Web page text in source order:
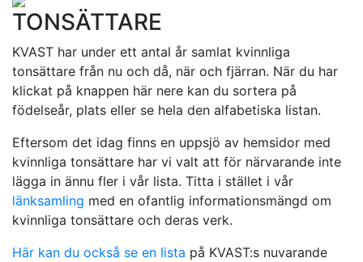
TONSÄTTARE
KVAST har under ett antal år samlat kvinnliga
tonsättare från nu och då, när och fjärran. När du har
klickat på knappen här nere kan du sortera på
födelseår, plats eller se hela den alfabetiska listan.
Eftersom det idag finns en uppsjö av hemsidor med
kvinnliga tonsättare har vi valt att för närvarande inte
lägga in ännu fler i vår lista. Titta i stället i vår
länksamling med en ofantlig informationsmängd om
kvinnliga tonsättare och deras verk.
Här kan du också se en lista på KVAST:s nuvarande